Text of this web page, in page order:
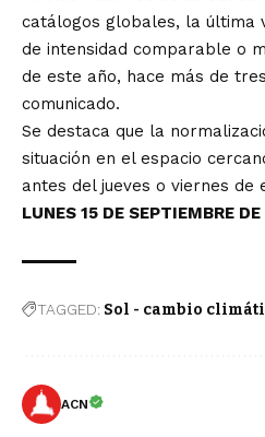
catálogos globales, la última
de intensidad comparable o
de este año, hace más de
comunicado.
Se destaca que la
situación en el espacio
antes del jueves o viernes de
LUNES 15 DE SEPTIEMBRE
TAGGED: Sol - cambio
ACN